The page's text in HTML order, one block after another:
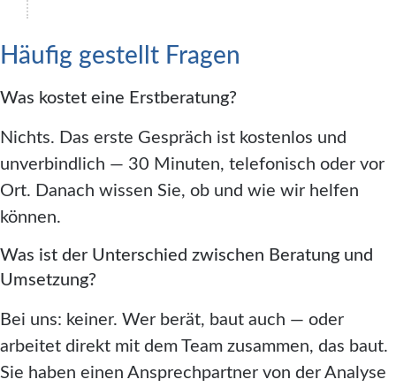
Häufig gestellt Fragen
Was kostet eine Erstberatung?
Nichts. Das erste Gespräch ist kostenlos und
unverbindlich — 30 Minuten, telefonisch oder vor
Ort. Danach wissen Sie, ob und wie wir helfen
können.
Was ist der Unterschied zwischen Beratung und
Umsetzung?
Bei uns: keiner. Wer berät, baut auch — oder
arbeitet direkt mit dem Team zusammen, das baut.
Sie haben einen Ansprechpartner von der Analyse